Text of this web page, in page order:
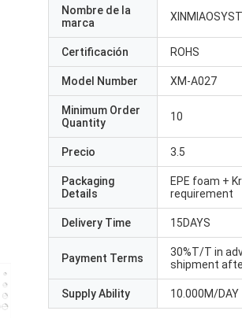
Nombre de la
marca
Certificación ROHS
Model Number XM-A027
Minimum Order
Quantity
10
Precio 3.5
Packaging
Details
EPE foam +
requirement
Delivery Time 15DAYS
Payment Terms
30%T/T in
shipment
Supply Ability 10.000M/DAY